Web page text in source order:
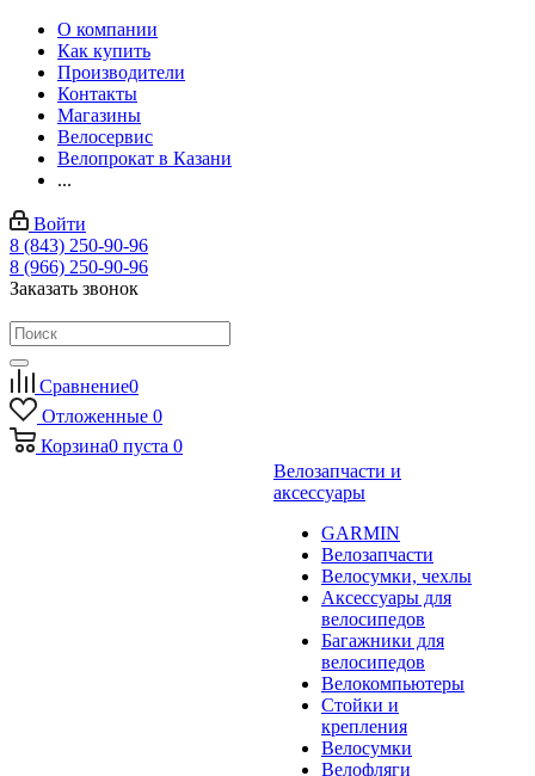
О компании
Как купить
Производители
Контакты
Магазины
Велосервис
Велопрокат в Казани
...
Войти
8 (843) 250-90-96
8 (966) 250-90-96
Заказать звонок
Сравнение0
Отложенные 0
Корзина0 пуста 0
Велозапчасти и
аксессуары
GARMIN
Велозапчасти
Велосумки, чехлы
Аксессуары для
велосипедов
Багажники для
велосипедов
Велокомпьютеры
Стойки и
крепления
Велосумки
Велофляги